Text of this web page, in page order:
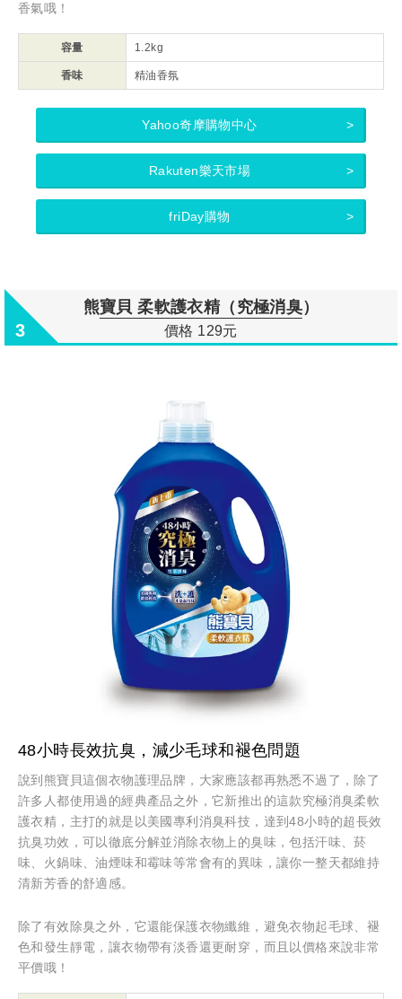
香氣哦！
容量 1.2kg
香味 精油香氛
Yahoo奇摩購物中心
Rakuten樂天市場
friDay購物
3
熊寶貝 柔軟護衣精（究極消臭）
價格 129元
48小時長效抗臭，減少毛球和褪色問題
說到熊寶貝這個衣物護理品牌，大家應該都再熟悉不過了，除了
許多人都使用過的經典產品之外，它新推出的這款究極消臭柔軟
護衣精，主打的就是以美國專利消臭科技，達到48小時的超長效
抗臭功效，可以徹底分解並消除衣物上的臭味，包括汗味、菸
味、火鍋味、油煙味和霉味等常會有的異味，讓你一整天都維持
清新芳香的舒適感。
除了有效除臭之外，它還能保護衣物纖維，避免衣物起毛球、褪
色和發生靜電，讓衣物帶有淡香還更耐穿，而且以價格來說非常
平價哦！